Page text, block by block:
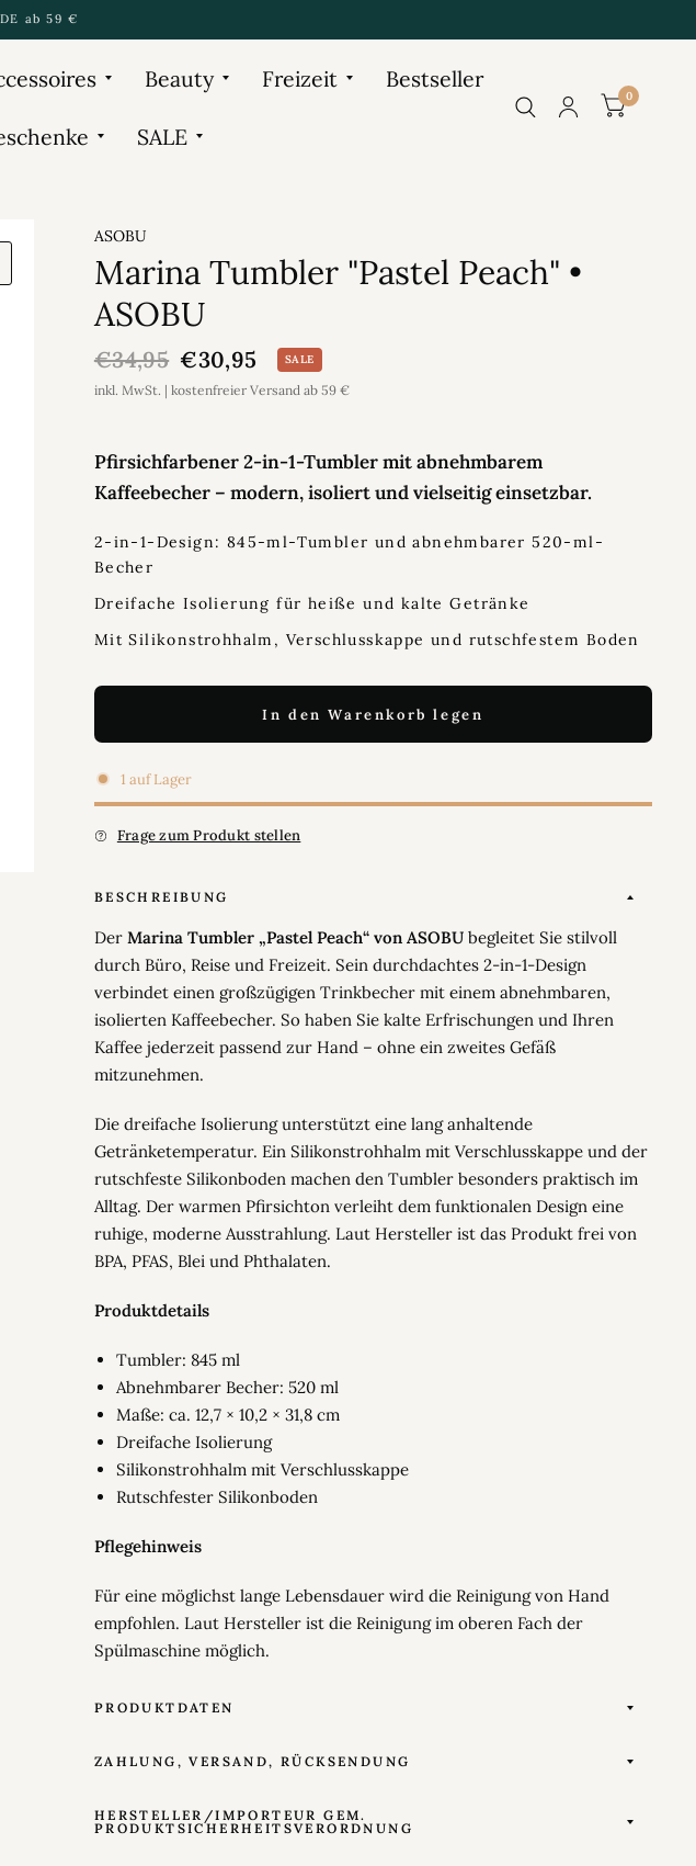
ab 59 €
Beauty Freizeit Bestseller
SALE
0
ASOBU
Marina Tumbler "Pastel Peach" •
ASOBU
€34,95 €30,95 SALE
inkl. MwSt. | kostenfreier Versand ab 59 €
Pfirsichfarbener 2-in-1-Tumbler mit abnehmbarem
Kaffeebecher – modern, isoliert und vielseitig einsetzbar.
2-in-1-Design: 845-ml-Tumbler und abnehmbarer 520-ml-
Becher
Dreifache Isolierung für heiße und kalte Getränke
Mit Silikonstrohhalm, Verschlusskappe und rutschfestem Boden
In den Warenkorb legen
1 auf Lager
Frage zum Produkt stellen
BESCHREIBUNG
Der Marina Tumbler „Pastel Peach“ von ASOBUbegleitet Sie stilvoll
durch Büro, Reise und Freizeit. Sein durchdachtes 2-in-1-Design
verbindet einen großzügigen Trinkbecher mit einem abnehmbaren,
isolierten Kaffeebecher. So haben Sie kalte Erfrischungen und Ihren
Kaffee jederzeit passend zur Hand – ohne ein zweites Gefäß
mitzunehmen.
Die dreifache Isolierung unterstützt eine lang anhaltende
Getränketemperatur. Ein Silikonstrohhalm mit Verschlusskappe und der
rutschfeste Silikonboden machen den Tumbler besonders praktisch im
Alltag. Der warmen Pfirsichton verleiht dem funktionalen Design eine
ruhige, moderne Ausstrahlung. Laut Hersteller ist das Produkt frei von
BPA, PFAS, Blei und Phthalaten.
Produktdetails
Tumbler: 845 ml
Abnehmbarer Becher: 520 ml
Maße: ca. 12,7 × 10,2 × 31,8 cm
Dreifache Isolierung
Silikonstrohhalm mit Verschlusskappe
Rutschfester Silikonboden
Pflegehinweis
Für eine möglichst lange Lebensdauer wird die Reinigung von Hand
empfohlen. Laut Hersteller ist die Reinigung im oberen Fach der
Spülmaschine möglich.
PRODUKTDATEN
ZAHLUNG, VERSAND, RÜCKSENDUNG
HERSTELLER/IMPORTEUR GEM.
PRODUKTSICHERHEITSVERORDNUNG